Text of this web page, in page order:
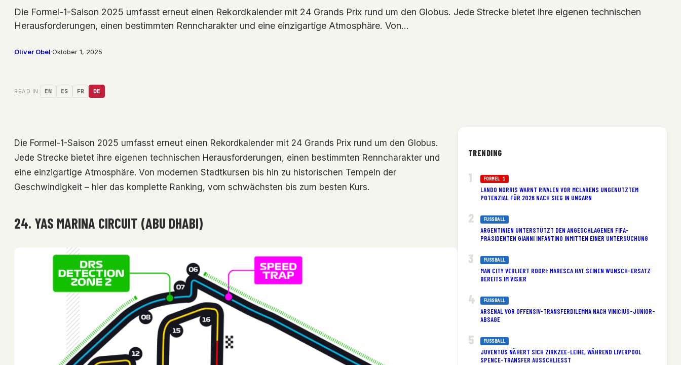
Die Formel-1-Saison 2025 umfasst erneut einen Rekordkalender mit 24 Grands Prix rund um den Globus. Jede Strecke bietet ihre eigenen technischen
Herausforderungen, einen bestimmten Renncharakter und eine einzigartige Atmosphäre. Von…
Oliver Obel·Oktober 1, 2025
READ IN: EN ES FR DE
Die Formel-1-Saison 2025 umfasst erneut einen Rekordkalender mit 24 Grands Prix rund um den Globus.
Jede Strecke bietet ihre eigenen technischen Herausforderungen, einen bestimmten Renncharakter und
eine einzigartige Atmosphäre. Von modernen Stadtkursen bis hin zu historischen Tempeln der
Geschwindigkeit – hier das komplette Ranking, vom schwächsten bis zum besten Kurs.
24. YAS MARINA CIRCUIT (ABU DHABI)
TRENDING
FORMEL 1
LANDO NORRIS WARNT RIVALEN VOR MCLARENS UNGENUTZTEM
POTENZIAL FÜR 2026 NACH SIEG IN UNGARN
FUSSBALL
ARGENTINIEN UNTERSTÜTZT DEN ANGESCHLAGENEN FIFA-
PRÄSIDENTEN GIANNI INFANTINO INMITTEN EINER UNTERSUCHUNG
FUSSBALL
MAN CITY VERLIERT RODRI: MARESCA HAT SEINEN WUNSCH-ERSATZ
BEREITS IM VISIER
FUSSBALL
ARSENAL VOR OFFENSIV-TRANSFERDILEMMA NACH VINICIUS-JUNIOR-
ABSAGE
FUSSBALL
JUVENTUS NÄHERT SICH ZIRKZEE-LEIHE, WÄHREND LIVERPOOL
SPENCE-TRANSFER AUSSCHLIESST